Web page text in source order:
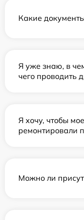
Какие
Я уже знаю, в
чего проводить
Я хочу, чтобы
ремонтировали
Можно ли